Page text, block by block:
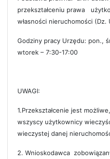
przekształceniu prawa
własności nieruchomości (Dz.
Godziny pracy Urzędu: pon.,
wtorek – 7:30-17:00
UWAGI:
1.Przekształcenie jest
wszyscy użytkownicy
wieczystej danej
2. Wnioskodawca